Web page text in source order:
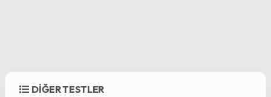
DİĞER TESTLER